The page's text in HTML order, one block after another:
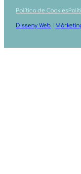
Política de Cookies
Disseny Web i